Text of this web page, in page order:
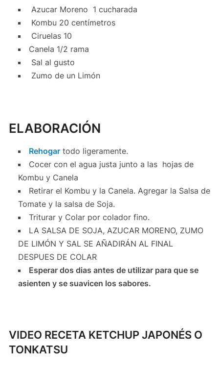
Azucar Moreno 1 cucharada
Kombu 20 centímetros
Ciruelas 10
Canela 1/2 rama
Sal al gusto
Zumo de un Limón
ELABORACIÓN
Rehogar todo ligeramente.
Cocer con el agua justa junto a las hojas de
Kombu y Canela
Retirar el Kombu y la Canela. Agregar la Salsa de
Tomate y la salsa de Soja.
Triturar y Colar por colador fino.
LA SALSA DE SOJA, AZUCAR MORENO, ZUMO
DE LIMÓN Y SAL SE AÑADIRÁN AL FINAL
DESPUES DE COLAR
Esperar dos dias antes de utilizar para que se
asienten y se suavicen los sabores.
VIDEO RECETA KETCHUP JAPONÉS O
TONKATSU